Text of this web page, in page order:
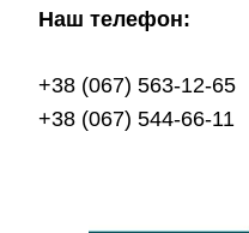
Наш телефон:
+38 (067) 563-12-65
+38 (067) 544-66-11